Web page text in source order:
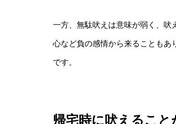
一方、無駄吠えは意味が弱く、吠
心など負の感情から来ることもあ
です。
帰宅時に吠えるこ